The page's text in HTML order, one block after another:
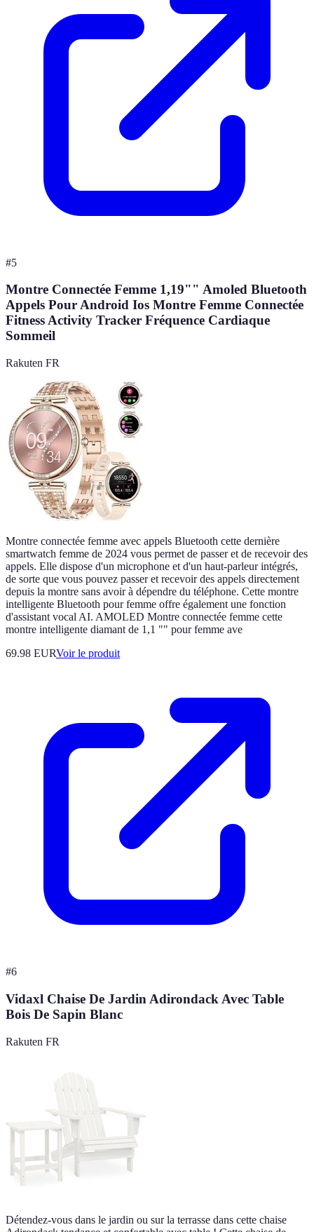
#5
Montre Connectée Femme 1,19"" Amoled Bluetooth
Appels Pour Android Ios Montre Femme Connectée
Fitness Activity Tracker Fréquence Cardiaque
Sommeil
Rakuten FR
Montre connectée femme avec appels Bluetooth cette dernière
smartwatch femme de 2024 vous permet de passer et de recevoir des
appels. Elle dispose d'un microphone et d'un haut-parleur intégrés,
de sorte que vous pouvez passer et recevoir des appels directement
depuis la montre sans avoir à dépendre du téléphone. Cette montre
intelligente Bluetooth pour femme offre également une fonction
d'assistant vocal AI. AMOLED Montre connectée femme cette
montre intelligente diamant de 1,1 "" pour femme ave
69.98 EURVoir le produit
#6
Vidaxl Chaise De Jardin Adirondack Avec Table
Bois De Sapin Blanc
Rakuten FR
Détendez-vous dans le jardin ou sur la terrasse dans cette chaise